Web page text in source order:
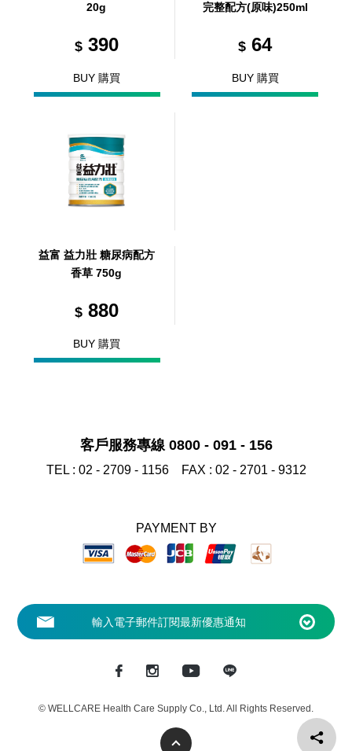
20g
$390
BUY 購買
完整配方(原味)250ml
$ 64
BUY 購買
益富 益力壯 糖尿病配方
香草 750g
$880
BUY 購買
TEL : 02 - 2709 - 1156 FAX : 02 - 2701 - 9312
PAYMENT BY